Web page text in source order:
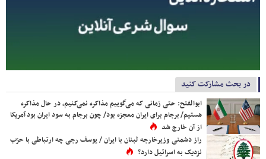
در بحث مشارکت کنید
ابوالفتح: حتی زمانی که می‌گوییم مذاکره نمی‌کنیم، در حال مذاکره
هستیم/ برجام برای ایران معجزه بود/ چون برجام به سود ایران بود آمریکا
از آن خارج شد
راز دشمنی وزیرخارجه لبنان با ایران / یوسف رجی چه ارتباطی با حزب
نزدیک به اسرائیل دارد؟